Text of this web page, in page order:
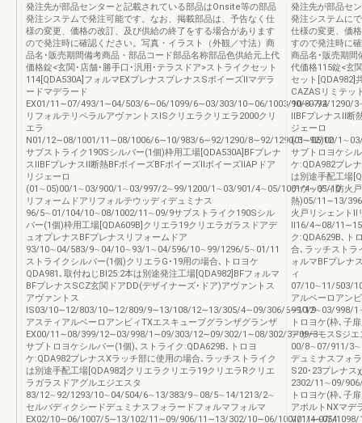
発注先が部品センターと記載されている部品はOnsite等の部品
発注システムで発注可能です。なお、掲載部品は、予告なく仕
様の変更、価格の改訂、及び供給の終了をする場合があります
ので発注時に確認ください。写真・イラスト（外観／寸法）商
品名･販売期間備考商品・部品コード部品名称部品色供給元上代
価格錠<玄関･店舗･勝手口･汎用･テラスドア>ストライクセット
114[QDA530A]フォルマEXプレナスプレナスSボイーズⅡマデラ
ードマデラード
EX01/11∼07/493/1∼04/503/6∼06/1099/6∼03/303/10∼06/1003/10∼07/4
リフォルテリペラルアヴァントスISクリエラクリエラ2000クリ
エラ
N01/12∼08/1001/11∼08/1006/6∼10/983/6∼92/1290/8∼92/1290/3∼92/12
サブストライク190Sシルバー(1個)枠用工場[QDA530A]BFプレナ
スⅡBFプレナスⅡ断熱BFボイーズBFボイーズⅡボイーズⅡAPドア
リジェーロ
(01∼05)00/1∼03/900/1∼03/997/2∼99/1200/1∼03/901/4∼05/1001/4∼05/10
リフォームドアリフォルテウッディデュミナス
96/5∼01/104/10∼08/1002/11∼09/9サブストライク190Sシル
バー(1個)枠用工場[QDA609B]クリエラ19クリエラガラスドアデ
ュオプレナスBFプレナスリフォームドア
93/10∼04/583/9∼04/10∼93/1∼04/596/10∼99/1296/5∼01/11
ストライクシルバー(1個)クリエラG･19用の場合､トロヨケ
QDA981､取付ねじBI25:2本は別途発注工場[QDA982]BFフォルマ
BFプレナスSCZ玄関ドアDD(デザイナーズ･ドア)アヴァントス
アヴァントス
IS03/10∼12/803/10∼12/809/9∼13/108/12∼13/305/4∼09/306/6∼10/9
アスティアルベーロアンビィTXエスキューブグランザグランザ
EX00/11∼08/399/12∼03/998/1∼09/303/12∼09/302/1∼08/302/3∼09/3
サブトロヨケシルバー(1個)､ストライク:QDA629B､トロヨ
ケ:QDA982プレナスXラッチ部に使用の場合､ラッチストライク
は別途手配工場[QDA982]クリエラクリエラ19クリエラRクリエ
ラガラスドアグルエジエスタ
83/12∼92/1293/10∼04/504/6∼13/383/9∼08/5∼14/1213/2∼
セルバディクシードデュミナスフォラードフォルマフォルマ
EX02/10∼06/1007/5∼13/102/11∼09/906/11∼13/302/10∼06/1001/11∼07/4
発注先が部品セ
発注システムに
仕様の変更、価
すので発注時に
商品名･販売期間
代価格115錠<玄
セット[QDA982]
CAZASリミテッ
90/8∼92/1290/
ⅡBFプレナスⅡ断
ジェーロ
(01∼05)00/
サブトロヨケシ
ケ:QDA982プレ
は別途手配工場
テウッディ防火
熱)05/11∼13/
火戸リシェントⅡ
Ⅱ16/4∼08/
ク:QDA629B､ト
合､ラッチストラ
ォルマBFプレナ
ィ
07/10∼11/503/
アルベーロアン
99/12∼03/998/
トロヨケ(枠､子
アサーモスSジ
00/8∼07/911/
デュミナスフォ
S20･23プレナス
2302/11∼09/
トロヨケ(枠､子
アポルトNXマデ
V01/4∼05/